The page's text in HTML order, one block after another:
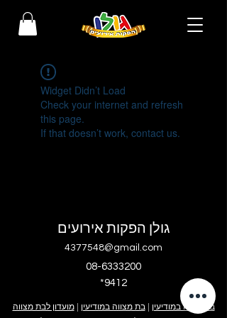
Widget Didn’t Load
Check your internet and refresh
this page.
If that doesn’t work, contact us.
גולן הפקות אירועים
4377548@gmail.com
08-6333200
בר מצווה במודיעין |בת מצווה במודיעין |מועדון לבת מצווה
*9412